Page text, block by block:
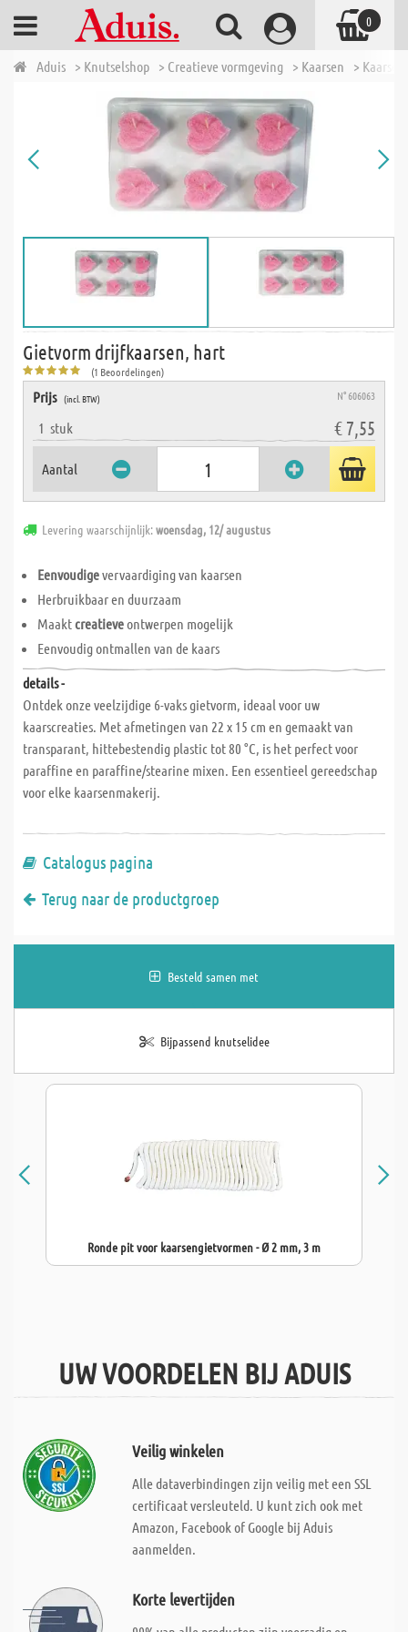
Aduis > Knutselshop > Creatieve vormgeving > Kaarsen >
Gietvorm drijfkaarsen, hart
(1 Beoordelingen)
Prijs (incl. BTW) N° 606063
1 stuk € 7,55
Aantal
Levering waarschijnlijk:woensdag, 12/ augustus
Eenvoudigevervaardiging van kaarsen
Herbruikbaar en duurzaam
Maaktcreatieveontwerpen mogelijk
Eenvoudig ontmallen van de kaars
details -
Ontdek onze veelzijdige 6-vaks gietvorm, ideaal voor uw
kaarscreaties. Met afmetingen van 22 x 15 cm en gemaakt van
transparant, hittebestendig plastic tot 80 °C, is het perfect voor
paraffine en paraffine/stearine mixen. Een essentieel gereedschap
voor elke kaarsenmakerij.
Catalogus pagina
Terug naar de productgroep
Besteld samen met
Bijpassend knutselidee
Ronde pit voor kaarsengietvormen - Ø 2 mm, 3 m
UW VOORDELEN BIJ ADUIS
Veilig winkelen
Alle dataverbindingen zijn veilig met een SSL
certificaat versleuteld. U kunt zich ook met
Amazon, Facebook of Google bij Aduis
aanmelden.
Korte levertijden
0